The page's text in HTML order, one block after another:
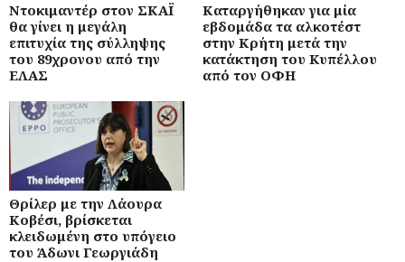
Ντοκιμαντέρ στον ΣΚΑΪ
θα γίνει η μεγάλη
επιτυχία της σύλληψης
του 89χρονου από την
ΕΛΑΣ
Καταργήθηκαν για μία
εβδομάδα τα αλκοτέστ
στην Κρήτη μετά την
κατάκτηση του Κυπέλλου
από τον ΟΦΗ
Θρίλερ με την Λάουρα
Κοβέσι, βρίσκεται
κλειδωμένη στο υπόγειο
του Άδωνι Γεωργιάδη